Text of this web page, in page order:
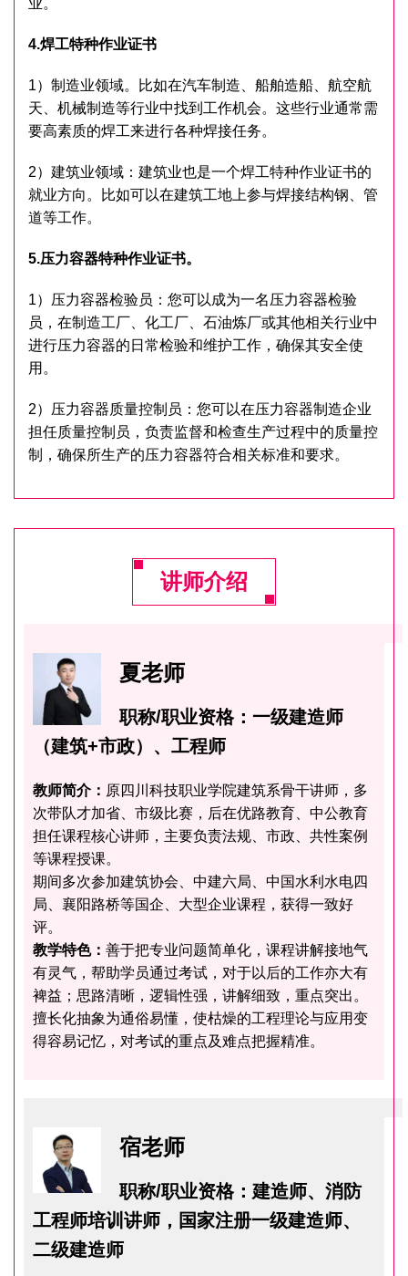
业。
4.焊工特种作业证书
1）制造业领域。比如在汽车制造、船舶造船、航空航
天、机械制造等行业中找到工作机会。这些行业通常需
要高素质的焊工来进行各种焊接任务。
2）建筑业领域：建筑业也是一个焊工特种作业证书的
就业方向。比如可以在建筑工地上参与焊接结构钢、管
道等工作。
5.压力容器特种作业证书。
1）压力容器检验员：您可以成为一名压力容器检验
员，在制造工厂、化工厂、石油炼厂或其他相关行业中
进行压力容器的日常检验和维护工作，确保其安全使
用。
2）压力容器质量控制员：您可以在压力容器制造企业
担任质量控制员，负责监督和检查生产过程中的质量控
制，确保所生产的压力容器符合相关标准和要求。
讲师介绍
夏老师
职称/职业资格：一级建造师
（建筑+市政）、工程师
教师简介： 原四川科技职业学院建筑系骨干讲师，多
次带队才加省、市级比赛，后在优路教育、中公教育
担任课程核心讲师，主要负责法规、市政、共性案例
等课程授课。
期间多次参加建筑协会、中建六局、中国水利水电四
局、襄阳路桥等国企、大型企业课程，获得一致好
评。
教学特色： 善于把专业问题简单化，课程讲解接地气
有灵气，帮助学员通过考试，对于以后的工作亦大有
裨益；思路清晰，逻辑性强，讲解细致，重点突出。
擅长化抽象为通俗易懂，使枯燥的工程理论与应用变
得容易记忆，对考试的重点及难点把握精准。
宿老师
职称/职业资格：建造师、消防
工程师培训讲师，国家注册一级建造师、
二级建造师